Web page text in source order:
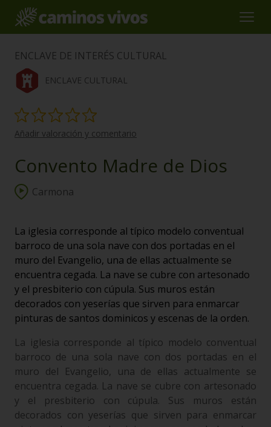
ENCLAVE DE INTERÉS CULTURAL
ENCLAVE CULTURAL
Añadir valoración y comentario
Convento Madre de Dios
Carmona
La iglesia corresponde al típico modelo conventual
barroco de una sola nave con dos portadas en el
muro del Evangelio, una de ellas actualmente se
encuentra cegada. La nave se cubre con artesonado
y el presbiterio con cúpula. Sus muros están
decorados con yeserías que sirven para enmarcar
pinturas de santos dominicos y escenas de la orden.
La iglesia corresponde al típico modelo conventual
barroco de una sola nave con dos portadas en el
muro del Evangelio, una de ellas actualmente se
encuentra cegada. La nave se cubre con artesonado
y el presbiterio con cúpula. Sus muros están
decorados con yeserías que sirven para enmarcar